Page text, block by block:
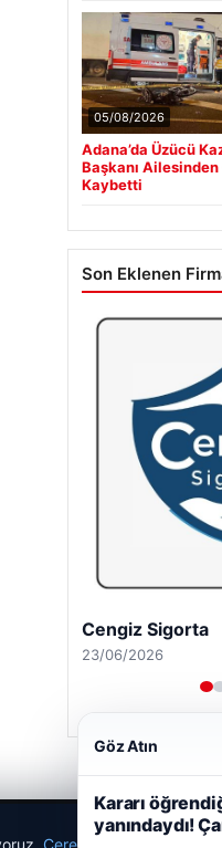
05/08/2026
Adana’da Üzücü
Başkanı Ailesinden
Kaybetti
Son Eklenen
Cengiz Sigorta
23/06/2026
Çerez Politikamız
Göz Atın
Kararı
yanındaydı!